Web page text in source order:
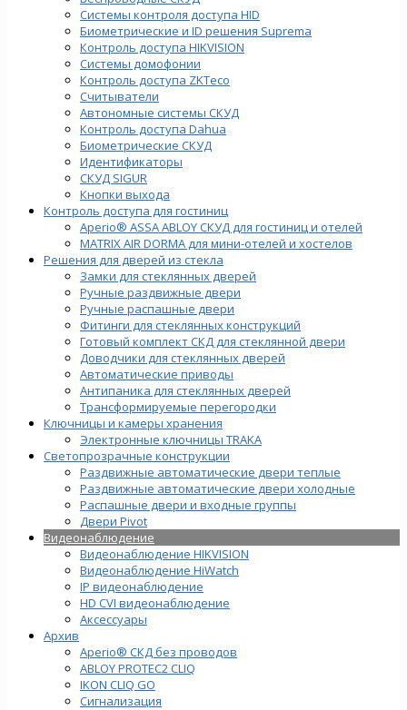
Системы контроля доступа HID
Биометрические и ID решения Suprema
Контроль доступа HIKVISION
Системы домофонии
Контроль доступа ZKTeco
Считыватели
Автономные системы СКУД
Контроль доступа Dahua
Биометрические СКУД
Идентификаторы
СКУД SIGUR
Кнопки выхода
Контроль доступа для гостиниц
Aperio® ASSA ABLOY СКУД для гостиниц и отелей
MATRIX AIR DORMA для мини-отелей и хостелов
Решения для дверей из стекла
Замки для стеклянных дверей
Ручные раздвижные двери
Ручные распашные двери
Фитинги для стеклянных конструкций
Готовый комплект СКД для стеклянной двери
Доводчики для стеклянных дверей
Автоматические приводы
Антипаника для стеклянных дверей
Трансформируемые перегородки
Ключницы и камеры хранения
Электронные ключницы TRAKA
Светопрозрачные конструкции
Раздвижные автоматические двери теплые
Раздвижные автоматические двери холодные
Распашные двери и входные группы
Двери Pivot
Видеонаблюдение
Видеонаблюдение HIKVISION
Видеонаблюдение HiWatch
IP видеонаблюдение
HD CVI видеонаблюдение
Аксессуары
Архив
Aperio® СКД без проводов
ABLOY PROTEC2 CLIQ
IKON CLIQ GO
Сигнализация